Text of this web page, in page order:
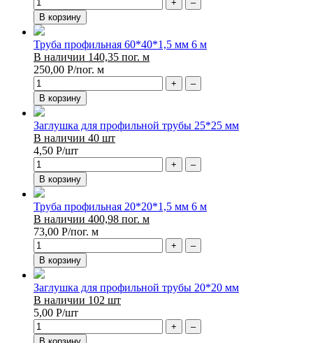
+
–
В корзину
Труба профильная 60*40*1,5 мм 6 м
В наличии 140,35 пог. м
250,00 Р/пог. м
+
–
В корзину
Заглушка для профильной трубы 25*25 мм
В наличии 40 шт
4,50 Р/шт
+
–
В корзину
Труба профильная 20*20*1,5 мм 6 м
В наличии 400,98 пог. м
73,00 Р/пог. м
+
–
В корзину
Заглушка для профильной трубы 20*20 мм
В наличии 102 шт
5,00 Р/шт
+
–